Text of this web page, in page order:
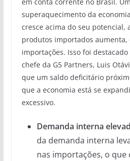
superaquecimento da
cresce acima do seu potencial,
produtos importados aumenta,
importações. Isso foi
chefe da G5 Partners, Luis
que um saldo deficitário
que a economia está se
excessivo.
Demanda interna
da demanda interna
nas importações, o